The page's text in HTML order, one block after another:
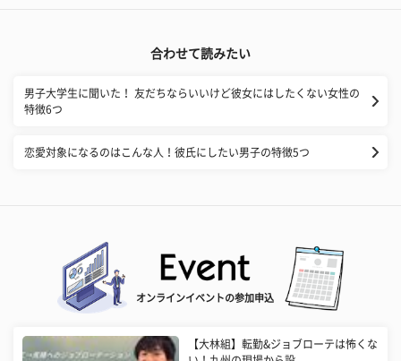
合わせて読みたい
男子大学生に聞いた！ 友だちならいいけど彼女にはしたくない女性の
特徴6つ
恋愛対象になるのはこんな人！彼氏にしたい男子の特徴5つ
オンラインイベントの参加申込
【大林組】転勤&ジョブローテは怖くな